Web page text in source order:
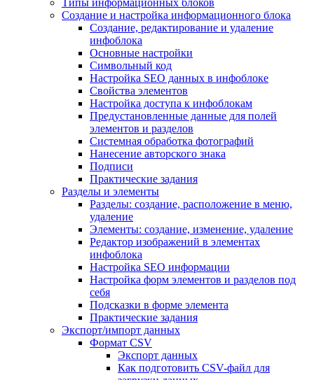
Типы информационных блоков
Создание и настройка информационного блока
Создание, редактирование и удаление
инфоблока
Основные настройки
Символьный код
Настройка SEO данных в инфоблоке
Свойства элементов
Настройка доступа к инфоблокам
Предустановленные данные для полей
элементов и разделов
Системная обработка фотографий
Нанесение авторского знака
Подписи
Практические задания
Разделы и элементы
Разделы: создание, расположение в меню,
удаление
Элементы: создание, изменение, удаление
Редактор изображений в элементах
инфоблока
Настройка SEO информации
Настройка форм элементов и разделов под
себя
Подсказки в форме элемента
Практические задания
Экспорт/импорт данных
Формат CSV
Экспорт данных
Как подготовить CSV-файл для